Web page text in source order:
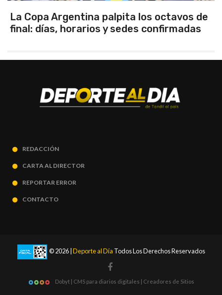
octavos de
Los seleccionados Sub 15 y
Tandil ganaron en el debut
REDACCIÓN
CARTA AL DIRECTOR
REPORTAR ERROR
CONTACTO
© 2026 | Deporte al Día Todos Los Derechos Reservados
Dobyt | CMS para diarios digitales | Creadores de Sitios